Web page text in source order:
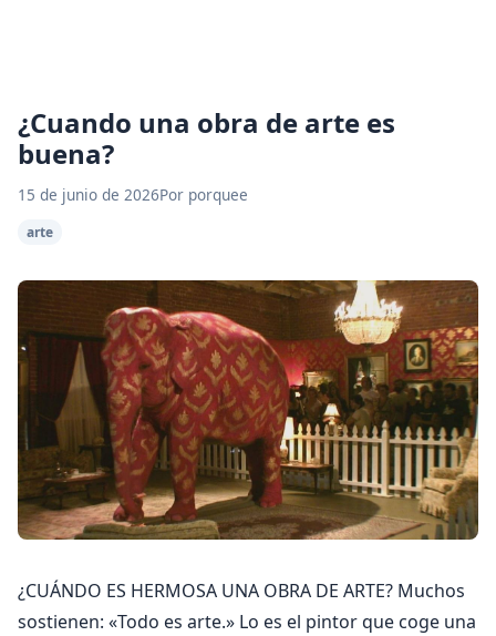
¿Cuando una obra de arte es
buena?
15 de junio de 2026Por porquee
arte
¿CUÁNDO ES HERMOSA UNA OBRA DE ARTE? Muchos
sostienen: «Todo es arte.» Lo es el pintor que coge una